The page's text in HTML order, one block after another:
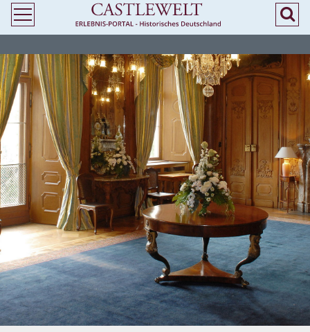
Schlössern - Castlewelt